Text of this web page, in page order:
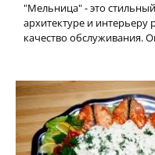
"Мельница" - это
архитектуре и интерьеру
качество обслуживания.